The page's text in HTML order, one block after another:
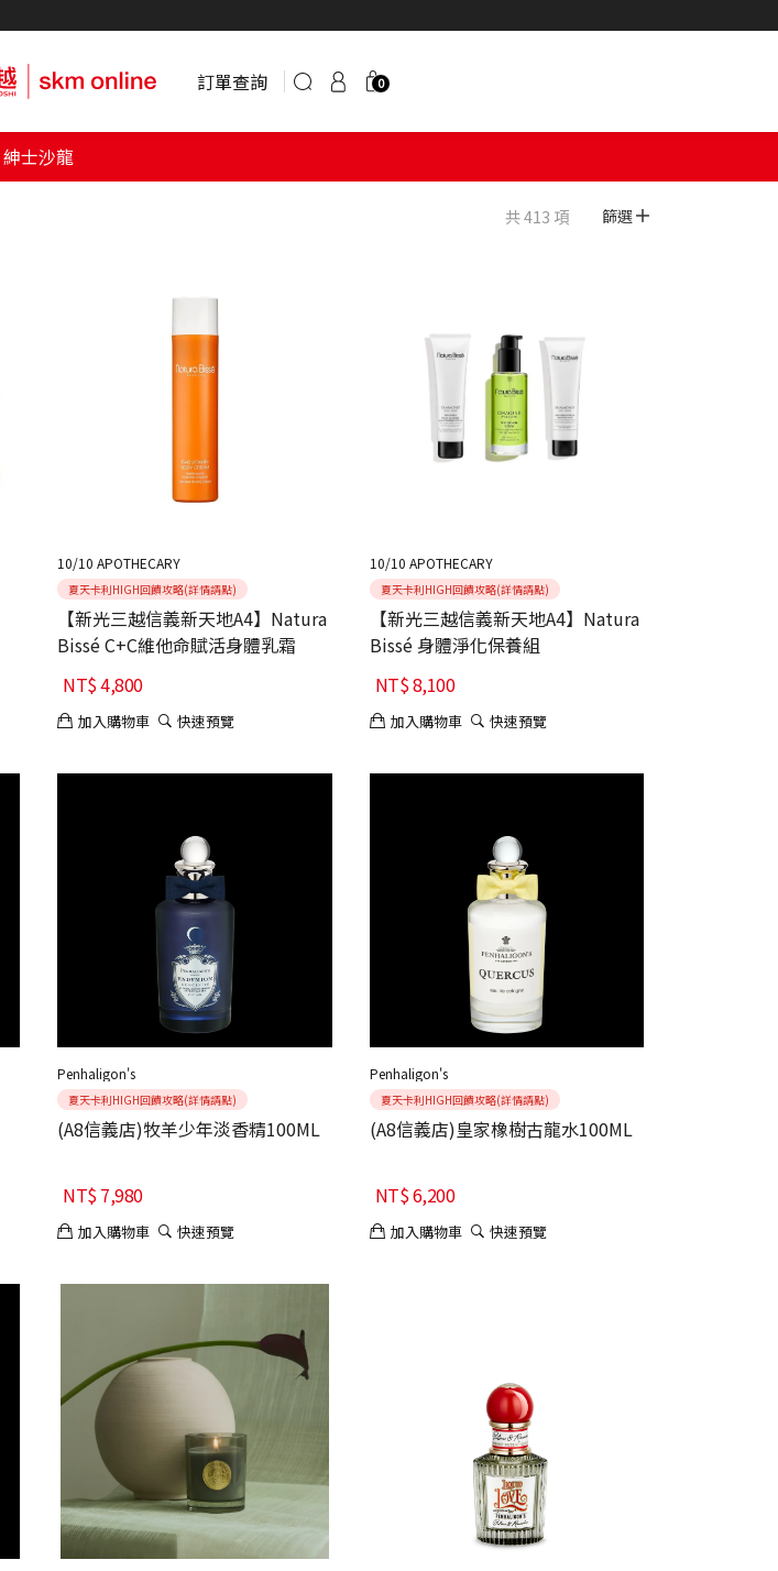
訂單查詢 0
紳士沙龍
篩選
共 413 項
10/10 APOTHECARY
夏天卡利HIGH回饋攻略(詳情請點)
【新光三越信義新天地A4】Natura
Bissé C+C維他命賦活身體乳霜
NT$4,800
加入購物車 快速預覽
10/10 APOTHECARY
夏天卡利HIGH回饋攻略(詳情請點)
【新光三越信義新天地A4】Natura
Bissé 身體淨化保養組
NT$8,100
加入購物車 快速預覽
Penhaligon's
夏天卡利HIGH回饋攻略(詳情請點)
(A8信義店)牧羊少年淡香精100ML
NT$7,980
加入購物車 快速預覽
Penhaligon's
夏天卡利HIGH回饋攻略(詳情請點)
(A8信義店)皇家橡樹古龍水100ML
NT$6,200
加入購物車 快速預覽